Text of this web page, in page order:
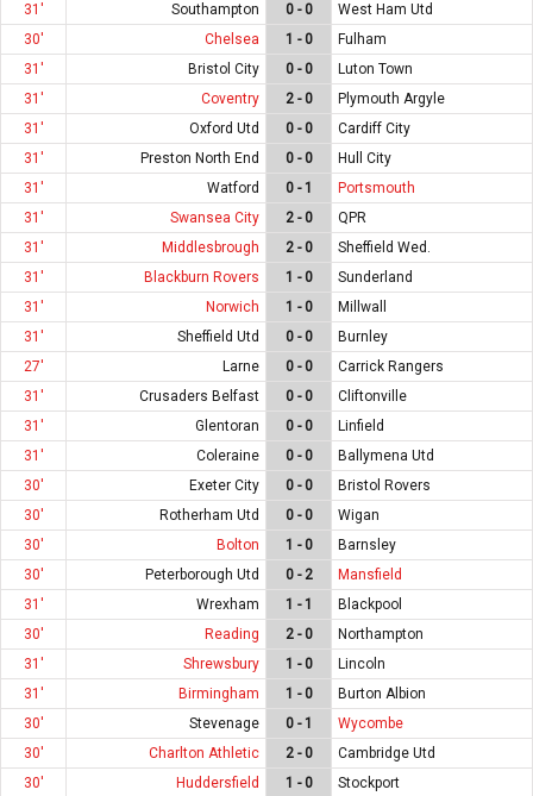
31'
Southampton 0 - 0
West Ham Utd
30'
Chelsea 1 - 0
Fulham
31'
Bristol City 0 - 0
Luton Town
31'
Coventry 2 - 0
Plymouth Argyle
31'
Oxford Utd 0 - 0
Cardiff City
31'
Preston North End 0 - 0
Hull City
31'
Watford 0 - 1
Portsmouth
31'
Swansea City 2 - 0
QPR
31'
Middlesbrough 2 - 0
Sheffield Wed.
31'
Blackburn Rovers 1 - 0
Sunderland
31'
Norwich 1 - 0
Millwall
31'
Sheffield Utd 0 - 0
Burnley
27'
Larne 0 - 0
Carrick Rangers
31'
Crusaders Belfast 0 - 0
Cliftonville
31'
Glentoran 0 - 0
Linfield
31'
Coleraine 0 - 0
Ballymena Utd
30'
Exeter City 0 - 0
Bristol Rovers
30'
Rotherham Utd 0 - 0
Wigan
30'
Bolton 1 - 0
Barnsley
30'
Peterborough Utd 0 - 2
Mansfield
31'
Wrexham 1 - 1
Blackpool
30'
Reading 2 - 0
Northampton
31'
Shrewsbury 1 - 0
Lincoln
31'
Birmingham 1 - 0
Burton Albion
30'
Stevenage 0 - 1
Wycombe
30'
Charlton Athletic 2 - 0
Cambridge Utd
30'
Huddersfield 1 - 0 Stockport